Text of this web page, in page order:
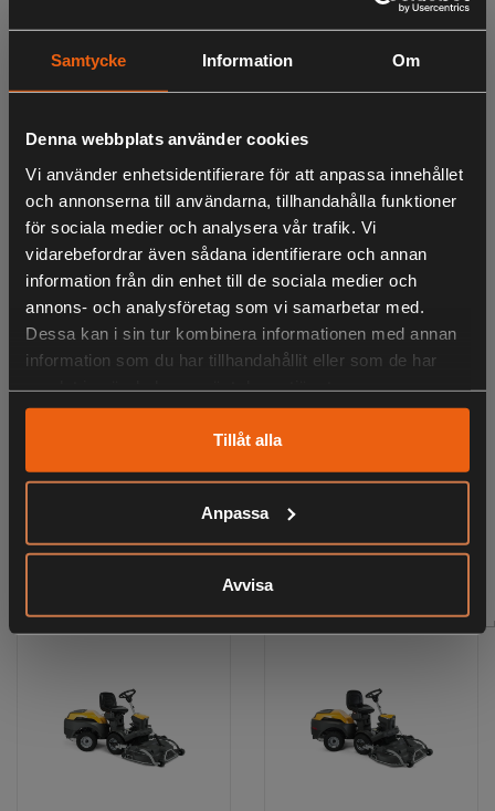
Samtycke Information Om
Denna webbplats använder cookies
Vi använder enhetsidentifierare för att anpassa innehållet
och annonserna till användarna, tillhandahålla funktioner
för sociala medier och analysera vår trafik. Vi
vidarebefordrar även sådana identifierare och annan
information från din enhet till de sociala medier och
annons- och analysföretag som vi samarbetar med.
Dessa kan i sin tur kombinera informationen med annan
information som du har tillhandahållit eller som de har
Tillåt alla
Anpassa
Avvisa
Stadig professionell kärra av galvaniserat stål med Park-
hjul. Löstagbar bakläm och bra tippvinkel. Den
galvaniserade konstruktionen ger överlägsen robusthet.
Kärran håller för 50–100 kg och är kompatibel med alla
LIKNANDE PRODUKTER
KÖPS OFTA TILLSAMMANS
ANDRA HAR OCKSÅ TITTAT PÅ
RELATERADE PRODUKTER